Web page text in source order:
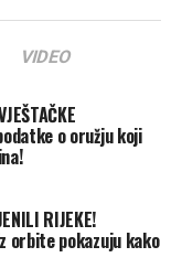
VIDEO
o oružju koji
RIJEKE!
pokazuju kako